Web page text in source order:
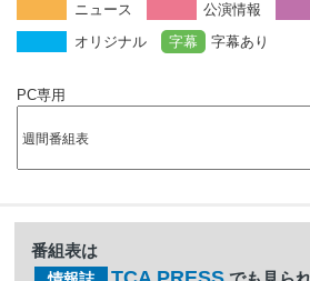
ニュース 公演情報
オリジナル
字幕 字幕あり
PC専用
番組表は